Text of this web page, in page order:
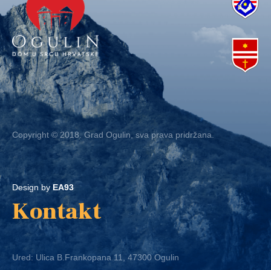
Copyright © 2018. Grad Ogulin, sva prava pridržana.
Design by EA93
Kontakt
Ured: Ulica B.Frankopana 11, 47300 Ogulin